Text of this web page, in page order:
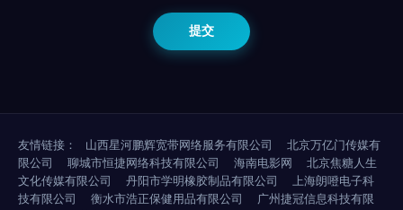
友情链接： 山西星河鹏辉宽带网络服务有限公司
北京万亿门传媒有
限公司
聊城市恒捷网络科技有限公司 海南电影网
北京焦糖人生
文化传媒有限公司
丹阳市学明橡胶制品有限公司
上海朗噔电子科
技有限公司
衡水市浩正保健用品有限公司
广州捷冠信息科技有限